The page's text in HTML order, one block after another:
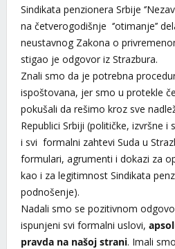
Sindikata penzionera Srbije
na četverogodišnje ‘’otimanje’’
neustavnog Zakona o
stigao je odgovor iz Strazbura.
Znali smo da je potrebna
ispoštovana, jer smo u protekle
pokušali da rešimo kroz sve
Republici Srbiji (političke, izvršne i
i svi formalni zahtevi Suda u
formulari, agrumenti i dokazi za
kao i za legitimnost Sindikata
podnošenje).
Nadali smo se pozitivnom
ispunjeni svi formalni uslovi,
pravda na našoj strani. Imali